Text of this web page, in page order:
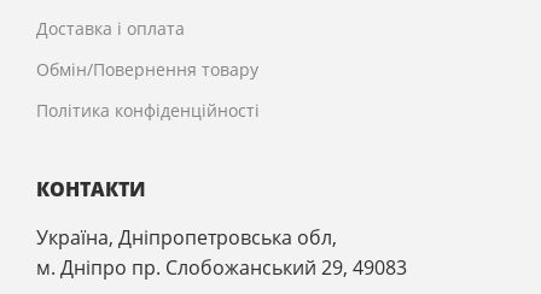
Доставка і оплата
Обмін/Повернення товару
Політика конфіденційності
КОНТАКТИ
Україна, Дніпропетровська обл,
м. Дніпро пр. Слобожанський 29, 49083